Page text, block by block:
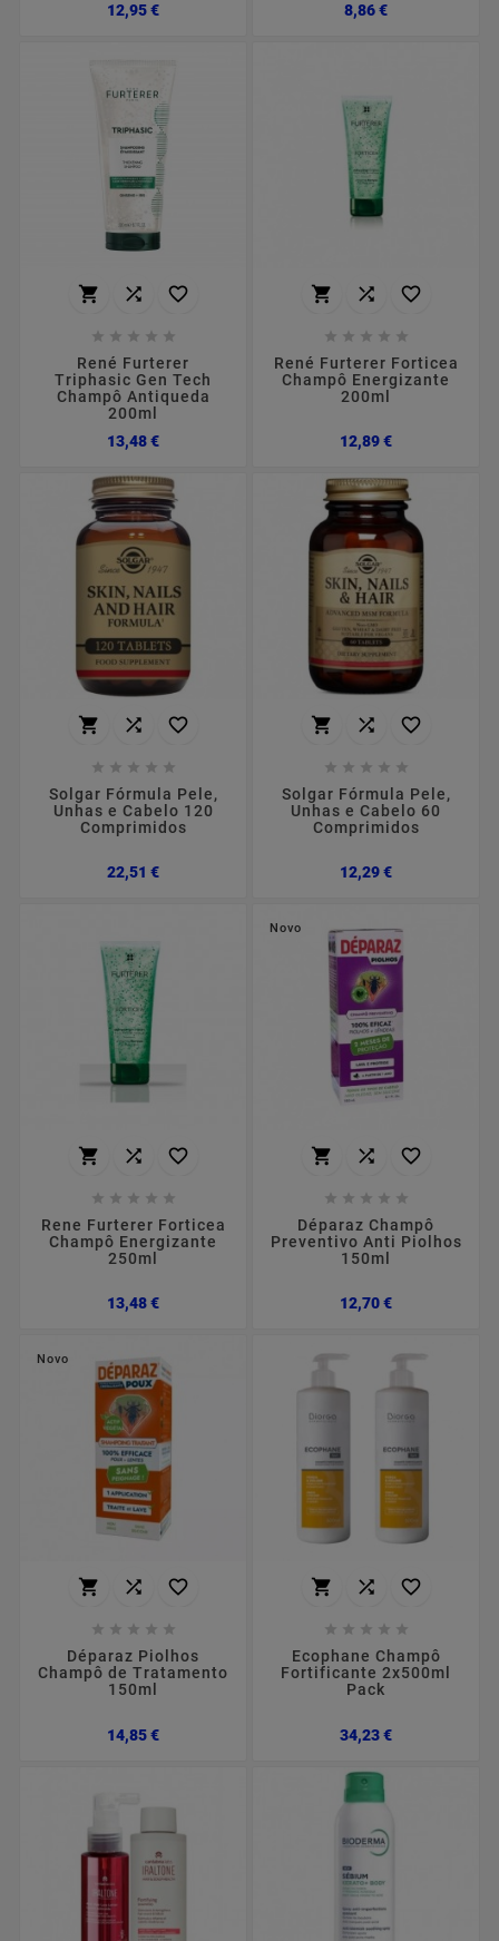
12,95 €Preço 8,86 €Preço
  
    
René Furterer
Triphasic Gen Tech
Champô Antiqueda
200ml
13,48 €Preço
  
    
René Furterer Forticea
Champô Energizante
200ml
12,89 €Preço
  
    
Solgar Fórmula Pele,
Unhas e Cabelo 120
Comprimidos
22,51 €Preço
  
    
Solgar Fórmula Pele,
Unhas e Cabelo 60
Comprimidos
12,29 €Preço
  
    
Rene Furterer Forticea
Champô Energizante
250ml
13,48 €Preço
Novo
  
    
Déparaz Champô
Preventivo Anti Piolhos
150ml
12,70 €Preço
Novo
  
    
Déparaz Piolhos
Champô de Tratamento
150ml
14,85 €Preço
  
    
Ecophane Champô
Fortificante 2x500ml
Pack
34,23 €Preço